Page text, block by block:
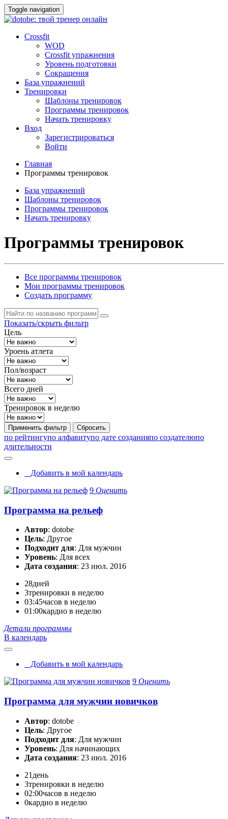
Toggle navigation
Crossfit
WOD
Crossfit упражнения
Уровень подготовки
Сокращения
База упражнений
Тренировки
Шаблоны тренировок
Программы тренировок
Начать тренировку
Вход
Зарегистрироваться
Войти
Главная
Программы тренировок
База упражнений
Шаблоны тренировок
Программы тренировок
Начать тренировку
Программы тренировок
Все программы тренировок
Мои программы тренировок
Создать программу
Показать/скрыть фильтр
Цель
Уроень атлета
Пол/возраст
Всего дней
Тренировок в неделю
Применить фильтр Сбросить
по рейтингупо алфавитупо дате созданияпо создателюпо
длительности
Добавить в мой календарь
9 Оценить
Программа на рельеф
Автор: dotobe
Цель: Другое
Подходит для: Для мужчин
Уровень: Для всех
Дата создания: 23 июл. 2016
28дней
3тренировки в неделю
03:45часов в неделю
01:00кардио в неделю
Детали программы
В календарь
Добавить в мой календарь
9 Оценить
Программа для мужчин новичков
Автор: dotobe
Цель: Другое
Подходит для: Для мужчин
Уровень: Для начинающих
Дата создания: 23 июл. 2016
21 день
3тренировки в неделю
02:00часов в неделю
0кардио в неделю